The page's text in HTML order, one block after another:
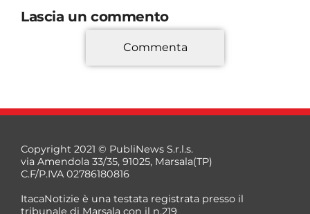
Lascia un commento
*
Commenta
Copyright 2021 © PubliNews S.r.l.s.
via Amendola 33/35, 91025, Marsala(TP)
C.F/P.IVA 02786180816
ItacaNotizie è una testata registrata presso il
tribunale di Marsala con il n.219